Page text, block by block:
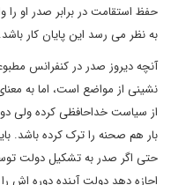
حفظ استقامت در برابر صدر او را
به نظر می رسد این پایان کار باشد.
آنچه دیروز صدر در کنفرانس
نشینی از مواضع است، اما به
از سیاست خداحافظی کرده ولی
بار هم صحنه را ترک کرده باشد.
حتی اگر صدر به تشکیل دولت